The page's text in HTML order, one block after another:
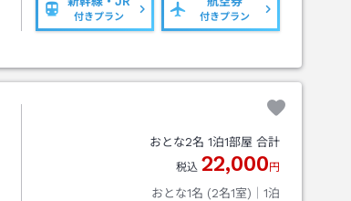
付きプラン 付きプラン
おとな2名 1泊1部屋 合計
税込 22,000 円
おとな1名 (2名1室)｜ 1泊